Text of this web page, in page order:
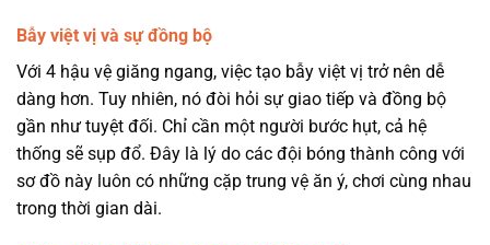
Bẫy việt vị và sự đồng bộ
Với 4 hậu vệ giăng ngang, việc tạo bẫy việt vị trở nên dễ
dàng hơn. Tuy nhiên, nó đòi hỏi sự giao tiếp và đồng bộ
gần như tuyệt đối. Chỉ cần một người bước hụt, cả hệ
thống sẽ sụp đổ. Đây là lý do các đội bóng thành công với
sơ đồ này luôn có những cặp trung vệ ăn ý, chơi cùng nhau
trong thời gian dài.